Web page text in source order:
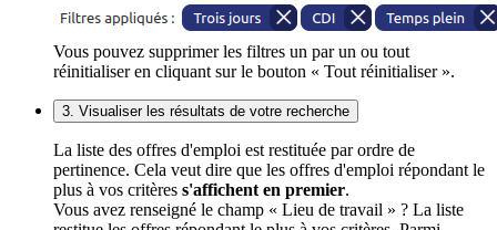
Vous pouvez supprimer les filtres un par un ou tout
réinitialiser en cliquant sur le bouton « Tout réinitialiser ».
3. Visualiser les résultats de votre recherche
La liste des offres d'emploi est restituée par ordre de
pertinence. Cela veut dire que les offres d'emploi répondant le
plus à vos critères s'affichent en premier.
Vous avez renseigné le champ « Lieu de travail » ? La liste